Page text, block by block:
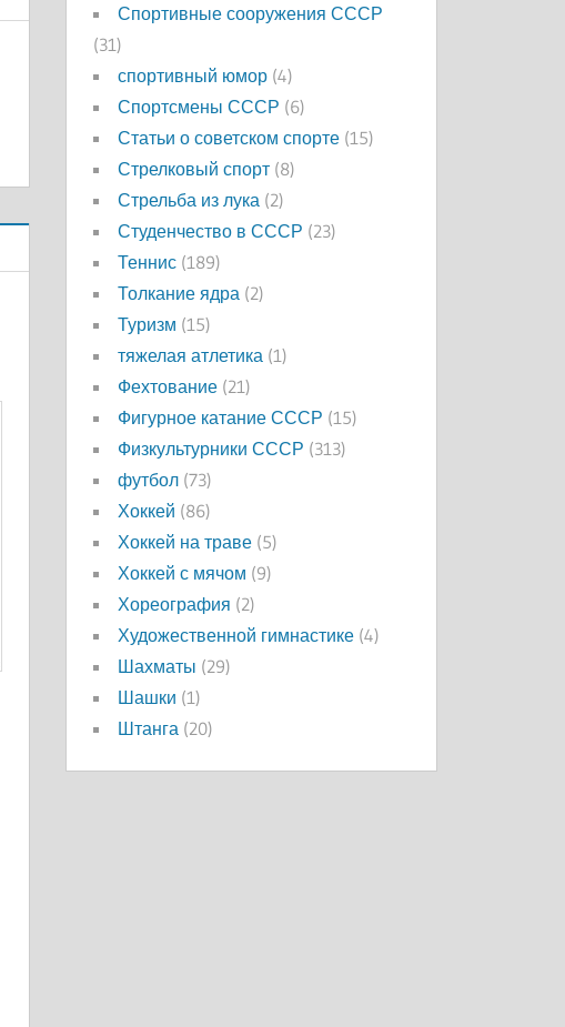
Спортивные сооружения СССР
(31)
спортивный юмор (4)
Спортсмены СССР (6)
Статьи о советском спорте (15)
Стрелковый спорт (8)
Стрельба из лука (2)
Студенчество в СССР (23)
Теннис (189)
Толкание ядра (2)
Туризм (15)
тяжелая атлетика (1)
Фехтование (21)
Фигурное катание СССР (15)
Физкультурники СССР (313)
футбол (73)
Хоккей (86)
Хоккей на траве (5)
Хоккей с мячом (9)
Хореография (2)
Художественной гимнастике (4)
Шахматы (29)
Шашки (1)
Штанга (20)